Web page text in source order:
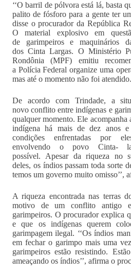
‘‘O barril de pólvora está lá, basta
palito de fósforo para a gente ter
disse o procurador da República
O material explosivo em
de garimpeiros e maquinários
dos Cinta Largas. O Ministério
Rondônia (MPF) emitiu
a Polícia Federal organize uma
mas até o momento não foi atendido.
De acordo com Trindade, a
novo conflito entre indígenas e
qualquer momento. Ele acompanha
indígena há mais de dez anos
condições enfrentadas por
envolvendo o povo Cinta-
possível. Apesar da riqueza no
deles, os índios passam toda sorte
temos um governo muito omisso’’,
A riqueza encontrada nas terras
motivo de um conflito antigo
garimpeiros. O procurador explica
e que os indígenas querem
garimpagem ilegal. ‘‘Os índios
em fechar o garimpo mais uma
garimpeiros estão resistindo.
ameaçando os índios’’, afirma o